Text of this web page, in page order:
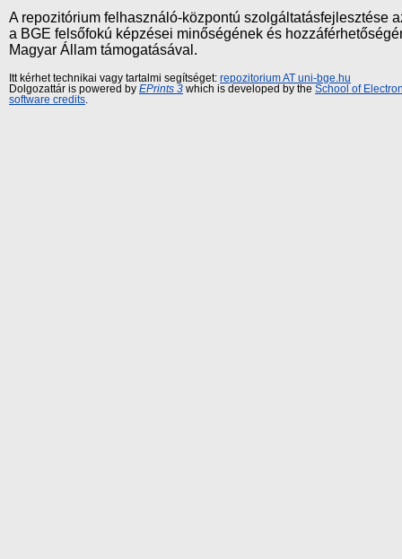
A repozitórium felhasználó-központú szolgáltatásfejlesztése
a BGE felsőfokú képzései minőségének és
Magyar Állam támogatásával.
Itt kérhet technikai vagy tartalmi segítséget: repozitorium AT uni-bge.hu
Dolgozattár is powered by EPrints 3 which is developed by the School of
software credits